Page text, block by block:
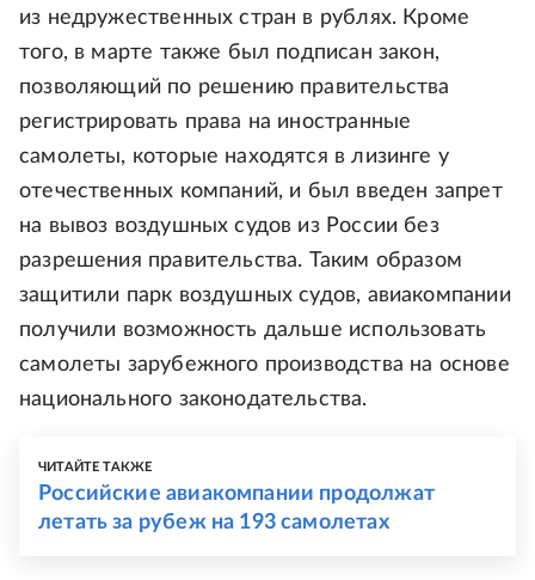
из недружественных стран в рублях. Кроме
того, в марте также был подписан закон,
позволяющий по решению правительства
регистрировать права на иностранные
самолеты, которые находятся в лизинге у
отечественных компаний, и был введен запрет
на вывоз воздушных судов из России без
разрешения правительства. Таким образом
защитили парк воздушных судов, авиакомпании
получили возможность дальше использовать
самолеты зарубежного производства на основе
национального законодательства.
ЧИТАЙТЕ ТАКЖЕ
Российские авиакомпании продолжат
летать за рубеж на 193 самолетах